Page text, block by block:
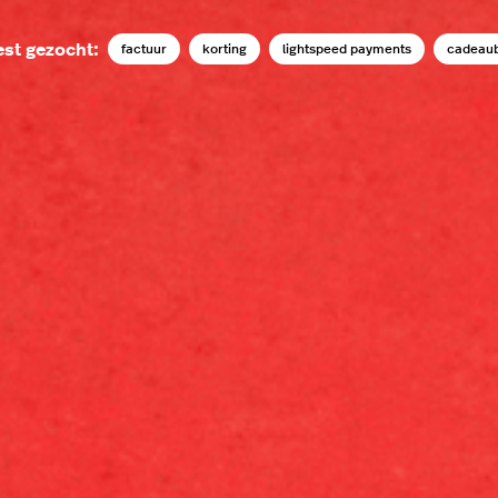
gezocht: factuur korting lightspeed payments